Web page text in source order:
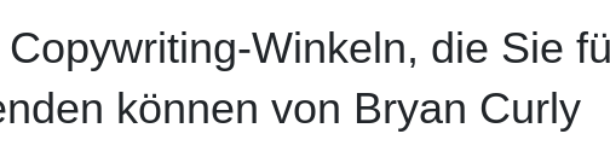
Winkeln, die Sie
können von Bryan Curly